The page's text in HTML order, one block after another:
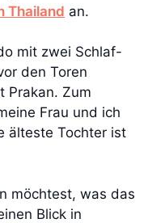
Thailand an.
mit zwei Schlaf-
den Toren
Prakan. Zum
Frau und ich
älteste Tochter ist
möchtest, was das
Blick in